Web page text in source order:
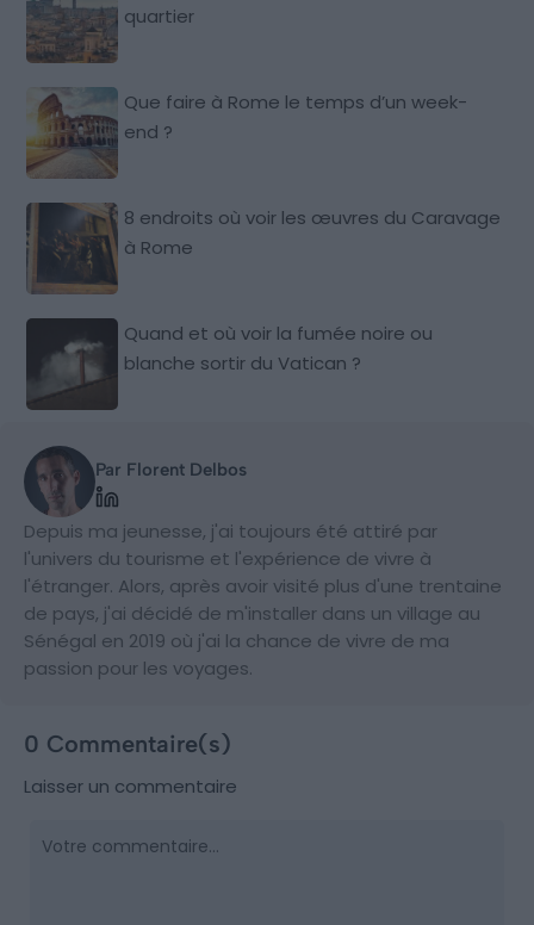
quartier
Que faire à Rome le temps d’un week-
end ?
8 endroits où voir les œuvres du Caravage
à Rome
Quand et où voir la fumée noire ou
blanche sortir du Vatican ?
Par Florent Delbos
Depuis ma jeunesse, j'ai toujours été attiré par
l'univers du tourisme et l'expérience de vivre à
l'étranger. Alors, après avoir visité plus d'une trentaine
de pays, j'ai décidé de m'installer dans un village au
Sénégal en 2019 où j'ai la chance de vivre de ma
passion pour les voyages.
0 Commentaire(s)
Laisser un commentaire